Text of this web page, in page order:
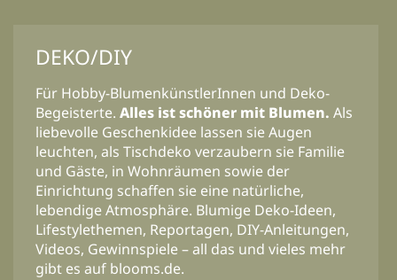
DEKO/DIY
Für Hobby-BlumenkünstlerInnen und Deko-
Begeisterte. Alles ist schöner mit Blumen. Als
liebevolle Geschenkidee lassen sie Augen
leuchten, als Tischdeko verzaubern sie Familie
und Gäste, in Wohnräumen sowie der
Einrichtung schaffen sie eine natürliche,
lebendige Atmosphäre. Blumige Deko-Ideen,
Lifestylethemen, Reportagen, DIY-Anleitungen,
Videos, Gewinnspiele – all das und vieles mehr
gibt es auf blooms.de.